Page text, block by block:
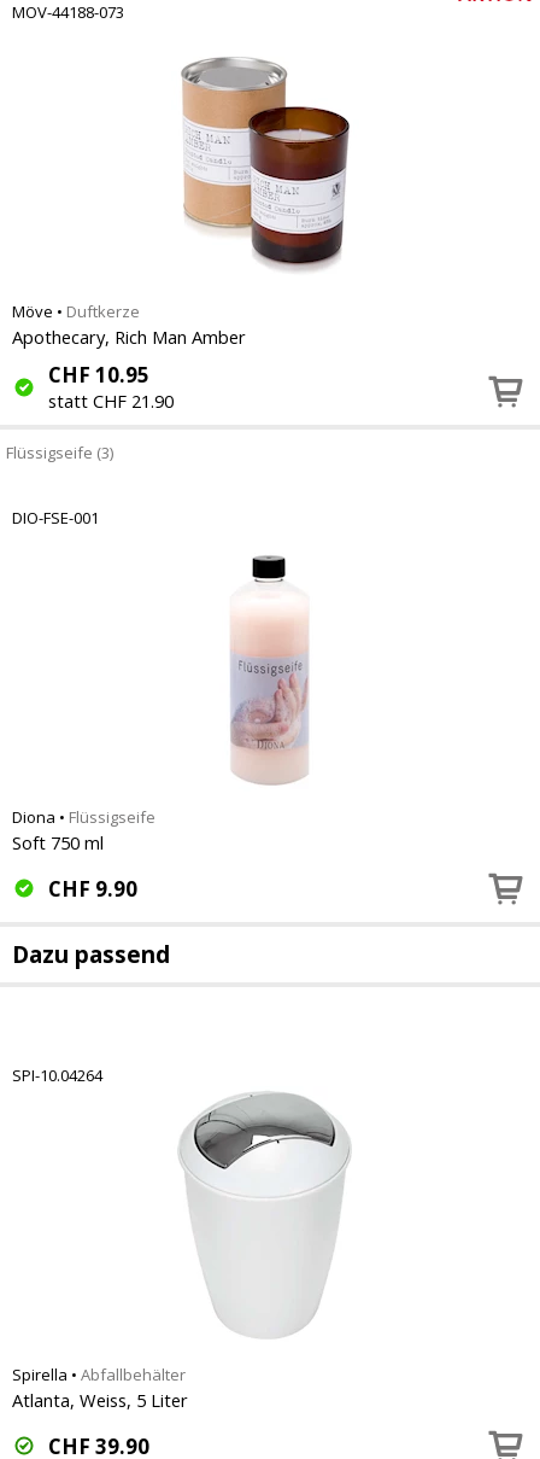
MOV-44188-073
Möve • Duftkerze
Apothecary, Rich Man Amber
CHF 10.95
statt CHF 21.90
Flüssigseife (3)
DIO-FSE-001
Diona • Flüssigseife
Soft 750 ml
CHF 9.90
Dazu passend
SPI-10.04264
Spirella • Abfallbehälter
Atlanta, Weiss, 5 Liter
CHF 39.90